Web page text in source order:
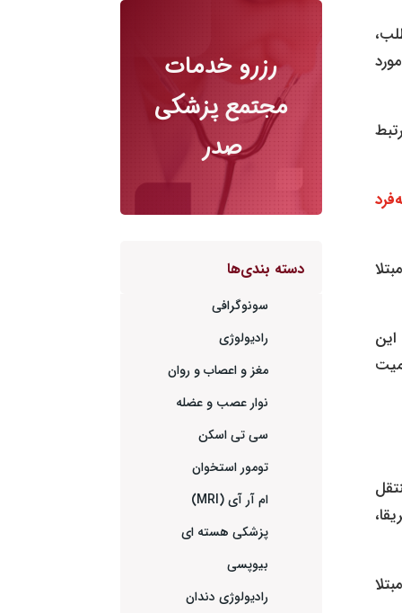
مورد
مبتلا
رزرو خدمات
مجتمع پزشکی
صدر
دسته بندی‌ها
سونوگرافی
رادیولوژی
مغز و اعصاب و روان
نوار عصب و عضله
سی تی اسکن
تومور استخوان
ام آر آی (MRI)
پزشکی هسته ای
بیوپسی
رادیولوژی دندان